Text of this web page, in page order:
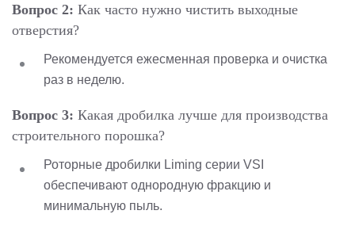
Вопрос 2: Как часто нужно чистить выходные
отверстия?
Рекомендуется ежесменная проверка и очистка
раз в неделю.
Вопрос 3: Какая дробилка лучше для производства
строительного порошка?
Роторные дробилки Liming серии VSI
обеспечивают однородную фракцию и
минимальную пыль.